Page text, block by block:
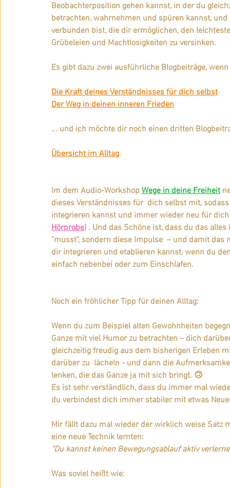
Beobachterposition gehen kannst, in der du
betrachten, wahrnehmen und spüren kannst,
verbunden bist, die dir ermöglichen, den
Grübeleien und Machtlosigkeiten zu versinken.
Es gibt dazu zwei ausführliche Blogbeiträge,
Die Kraft deines Verständnisses für dich selbst
Der Weg in deinen inneren Frieden
... und ich möchte dir noch einen dritten
Übersicht im Alltag
Im dem Audio-Workshop Wege in deine Freiheit
dieses Verständnisses für  dich selbst mit,
integrieren kannst und immer wieder neu für
Hörprobe) . Und das Schöne ist, dass du das
"musst", sondern diese Impulse  – und damit
dir integrieren und etablieren kannst, wenn du
einfach nebenbei oder zum Einschlafen.
Noch ein fröhlicher Tipp für deinen Alltag:
Wenn du zum Beispiel alten Gewohnheiten
Ganze mit viel Humor zu betrachten – dich
gleichzeitig freudig aus dem bisherigen Erleben
darüber zu  lächeln - und dann die
lenken, die das Ganze ja mit sich bringt. 🙃
Es ist sehr verständlich, dass du immer mal
du verbindest dich immer stabiler mit etwas
Mir fällt dazu mal wieder der wirklich weise Satz
eine neue Technik lernten:
"Du kannst keinen Bewegungsablauf aktiv
Was soviel heißt wie: